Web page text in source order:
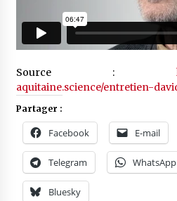
Source :
aquitaine.science/entretien-
Partager :
Facebook E-mail
Telegram WhatsApp
Bluesky